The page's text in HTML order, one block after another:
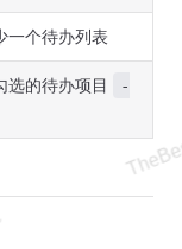
一个待办列表
选的待办项目
-